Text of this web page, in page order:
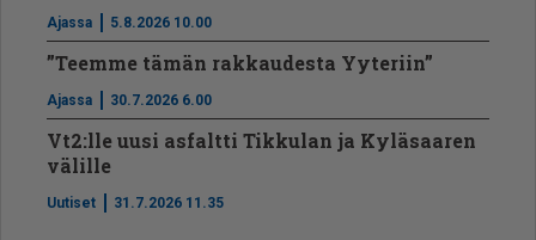
Ajassa 5.8.2026 10.00
”Teemme tämän rakkaudesta Yyteriin”
Ajassa 30.7.2026 6.00
Vt2:lle uusi asfaltti Tikkulan ja Kyläsaaren
välille
Uutiset 31.7.2026 11.35